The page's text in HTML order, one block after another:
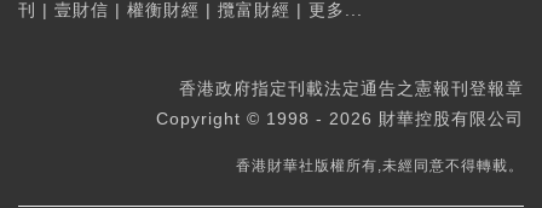
刊
| 壹財信 | 權衡財經 | 攬富財經 | 更多...
香港政府指定刊載法定通告之憲報刊登報章
Copyright © 1998 - 2026 財華控股有限公司
香港財華社版權所有,未經同意不得轉載。